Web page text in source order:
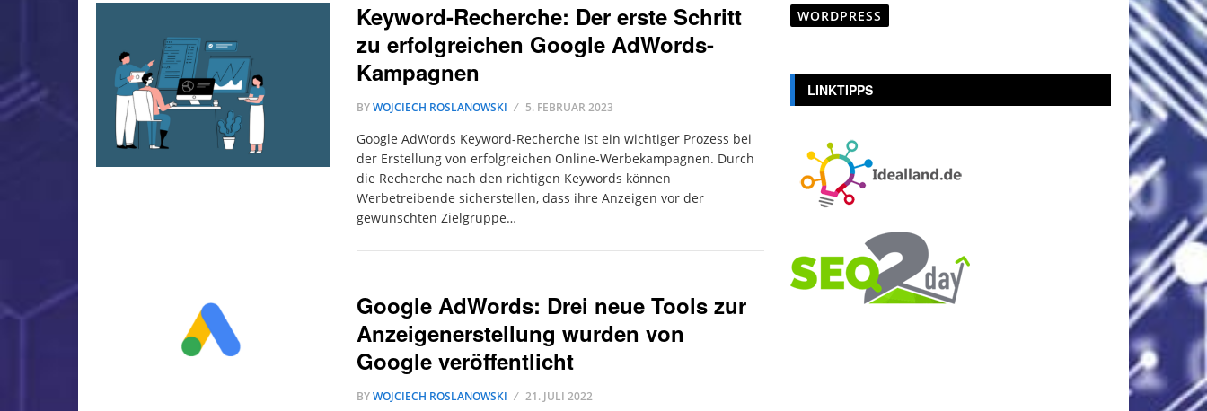
Keyword-Recherche: Der erste Schritt
zu erfolgreichen Google AdWords-
Kampagnen
BYWOJCIECH ROSLANOWSKI 5. FEBRUAR 2023
Google AdWords Keyword-Recherche ist ein wichtiger Prozess bei
der Erstellung von erfolgreichen Online-Werbekampagnen. Durch
die Recherche nach den richtigen Keywords können
Werbetreibende sicherstellen, dass ihre Anzeigen vor der
gewünschten Zielgruppe…
Google AdWords: Drei neue Tools zur
Anzeigenerstellung wurden von
Google veröffentlicht
BYWOJCIECH ROSLANOWSKI 21. JULI 2022
WORDPRESS
LINKTIPPS